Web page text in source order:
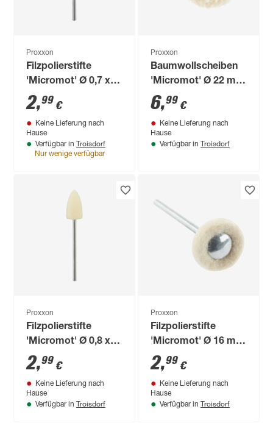
Proxxon
Filzpolierstifte
'Micromot' Ø 0,7 x
1,5 cm 2 Stück
2,99 €
Keine Lieferung nach
Hause
Verfügbar in Troisdorf
Nur wenige verfügbar
Proxxon
Baumwollscheiben
'Micromot' Ø 22 mm
2 Stück
6,99 €
Keine Lieferung nach
Hause
Verfügbar in Troisdorf
Proxxon
Filzpolierstifte
'Micromot' Ø 0,8 x
1,5 cm 2 Stück
2,99 €
Keine Lieferung nach
Hause
Verfügbar in Troisdorf
Proxxon
Filzpolierstifte
'Micromot' Ø 16 mm
2 Stück
2,99 €
Keine Lieferung nach
Hause
Verfügbar in Troisdorf